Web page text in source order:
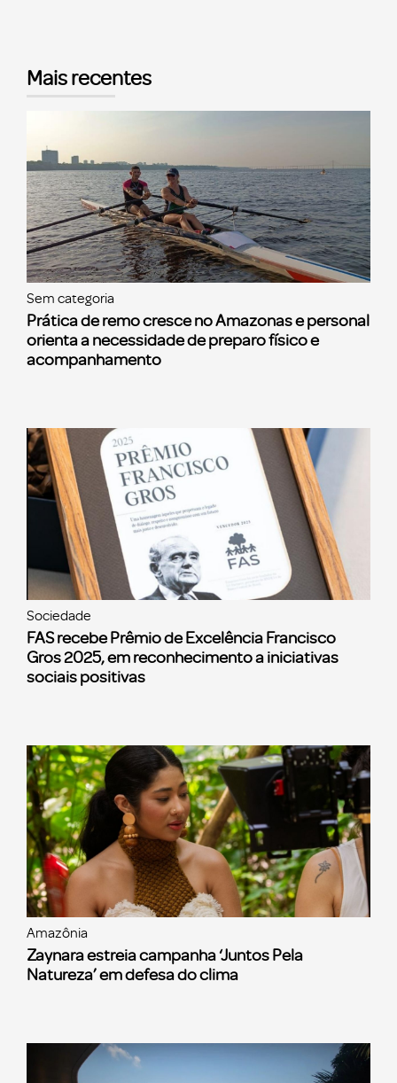
Mais recentes
Sem categoria
Prática de remo cresce no Amazonas e personal
orienta a necessidade de preparo físico e
acompanhamento
Sociedade
FAS recebe Prêmio de Excelência Francisco
Gros 2025, em reconhecimento a iniciativas
sociais positivas
Amazônia
Zaynara estreia campanha ‘Juntos Pela
Natureza’ em defesa do clima